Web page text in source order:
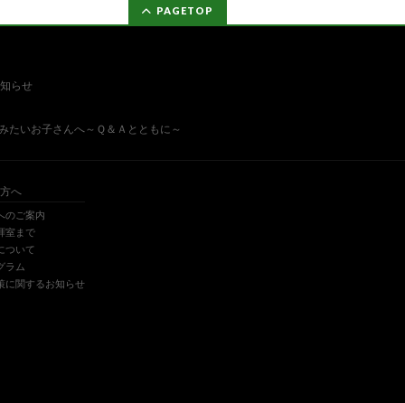
PAGETOP
らせ
たいお子さんへ～Ｑ＆Ａとともに～
へ
のご案内
室まで
ついて
ラム
に関するお知らせ